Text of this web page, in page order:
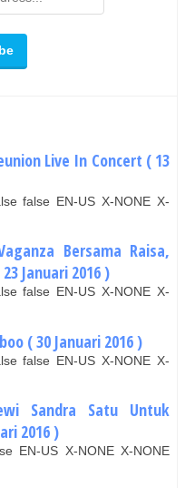
Live In Concert ( 13
false EN-US X-NONE X-
Bersama Raisa,
Januari 2016 )
false EN-US X-NONE X-
( 30 Januari 2016 )
false EN-US X-NONE X-
Sandra Satu Untuk
2016 )
EN-US X-NONE X-NONE